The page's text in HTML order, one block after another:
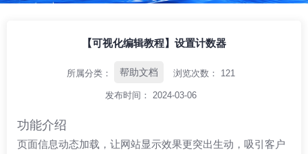
【可视化编辑教程】设置计数器
所属分类： 帮助文档 浏览次数： 121
发布时间： 2024-03-06
功能介绍
页面信息动态加载，让网站显示效果更突出生动，吸引客户